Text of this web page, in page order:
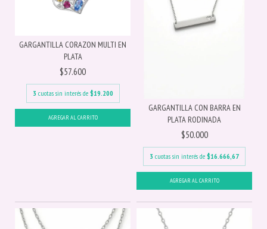
GARGANTILLA CORAZON MULTI EN
PLATA
$57.600
3 cuotas sin interés de $19.200
GARGANTILLA CON BARRA EN
PLATA RODINADA
$50.000
3 cuotas sin interés de $16.666,67